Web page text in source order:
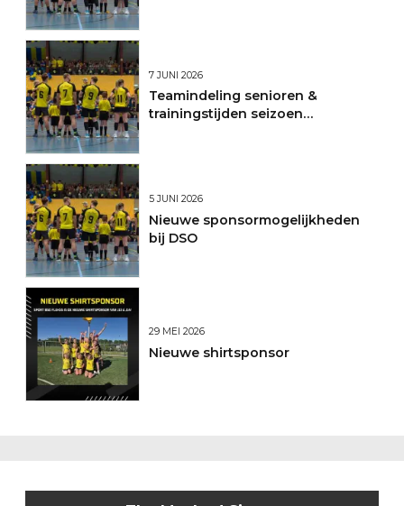
7 JUNI 2026
Teamindeling senioren &
trainingstijden seizoen
5 JUNI 2026
Nieuwe sponsormogelijkheden
bij DSO
29 MEI 2026
Nieuwe shirtsponsor